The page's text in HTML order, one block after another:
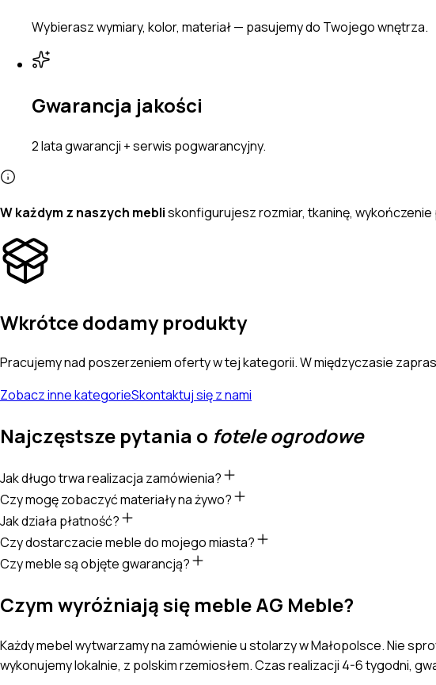
Wybierasz wymiary, kolor, materiał — pasujemy do Twojego wnętrza.
Gwarancja jakości
2 lata gwarancji + serwis pogwarancyjny.
W każdym z naszych mebliskonfigurujeszrozmiar, tkaninę,
Wkrótce dodamy produkty
Pracujemy nad poszerzeniem oferty w tej kategorii. W międzyczasie
Zobacz inne kategorieSkontaktuj się z nami
Najczęstsze pytania o fotele ogrodowe
Jak długo trwa realizacja zamówienia?
Czy mogę zobaczyć materiały na żywo?
Jak działa płatność?
Czy dostarczacie meble do mojego miasta?
Czy meble są objęte gwarancją?
Czym wyróżniają się meble AG Meble?
Każdy mebel wytwarzamy na zamówienie u stolarzy w Małopolsce. Nie
wykonujemy lokalnie, z polskim rzemiosłem. Czas realizacji 4-6 tygodni,